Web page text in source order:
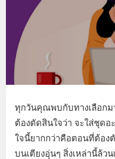
ทุกวันคุณพบกับทางเลือก
ต้องตัดสินใจว่า จะใส่ชุด
ใจนี้ยากกว่าคือตอนที่ต้อง
บนเตียงอุ่นๆ สิ่งเหล่านี้ล้